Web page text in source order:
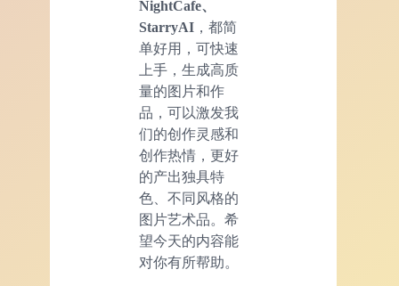
NightCafe、
StarryAI ，都简
单好用，可快速
上手，生成高质
量的图片和作
品，可以激发我
们的创作灵感和
创作热情，更好
的产出独具特
色、不同风格的
图片艺术品。希
望今天的内容能
对你有所帮助。